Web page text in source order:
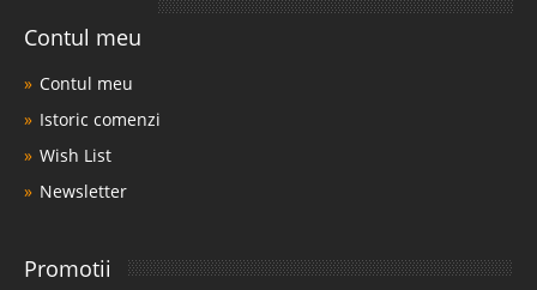
Contul meu
Contul meu
Istoric comenzi
Wish List
Newsletter
Promotii